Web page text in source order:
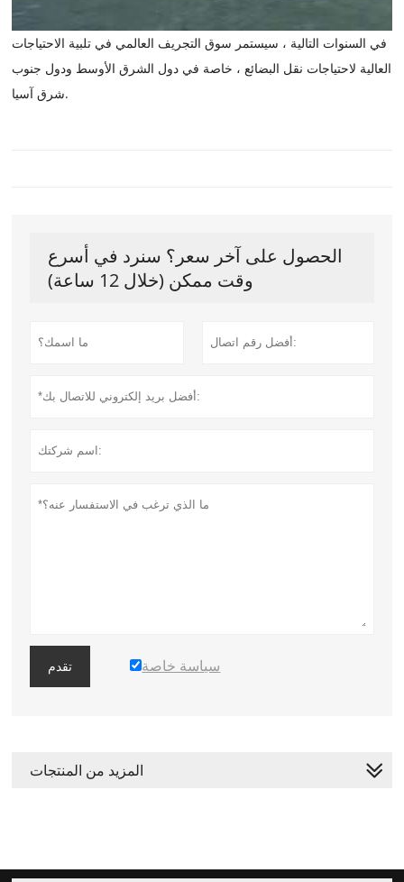
في السنوات التالية ، سيستمر سوق التجريف العالمي في تلبية الاحتياجات
العالية لاحتياجات نقل البضائع ، خاصة في دول الشرق الأوسط ودول جنوب
شرق آسيا.
الحصول على آخر سعر؟ سنرد في أسرع
وقت ممكن (خلال 12 ساعة)
تقدم سياسة خاصة
المزيد من المنتجات